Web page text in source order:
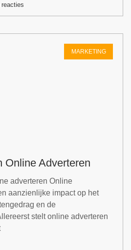
reacties
MARKETING
Online Adverteren
adverteren Online
aanzienlijke impact op het
en de
stelt online adverteren